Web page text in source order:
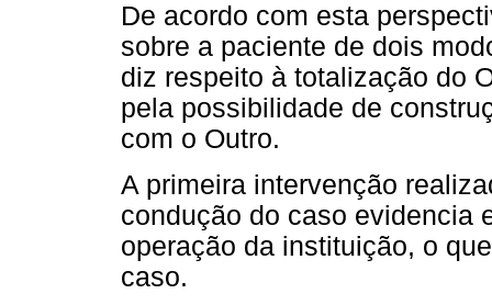
De acordo com esta
sobre a paciente de dois
diz respeito à totalização do
pela possibilidade de
com o Outro.
A primeira intervenção
condução do caso evidencia
operação da instituição, o
caso.